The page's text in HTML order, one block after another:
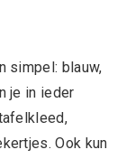
simpel: blauw,
je in ieder
Ook kun